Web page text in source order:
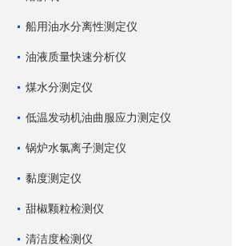
船用油水分离性测定仪
油液质量快速分析仪
煤水分测定仪
低温发动机油曲服应力测定仪
锅炉水氯离子测定仪
黏度测定仪
甜椒颗粒检测仪
清洁度检测仪